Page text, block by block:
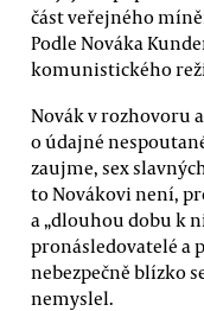
část veřejného
Podle Nováka
komunistického
Novák v rozhovoru
o údajné
zaujme, sex
to Novákovi není,
a „dlouhou dobu k
pronásledovatelé a
nebezpečně blízko
nemyslel.